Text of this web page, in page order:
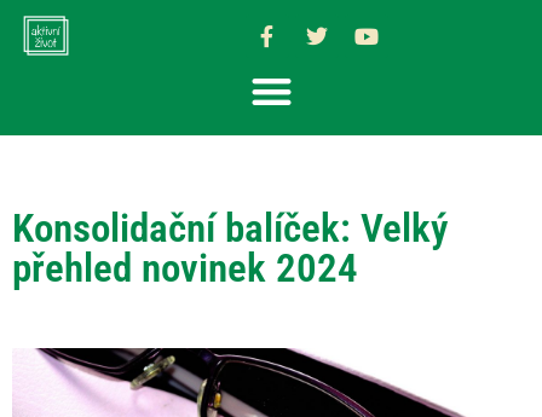
Konsolidační balíček: Velký
přehled novinek 2024